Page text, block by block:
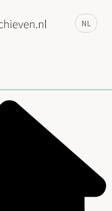
NL